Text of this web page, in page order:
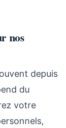
nos
depuis
du
votre